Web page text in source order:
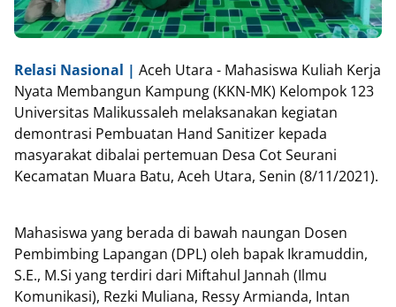
Relasi Nasional | Aceh Utara - Mahasiswa Kuliah Kerja
Nyata Membangun Kampung (KKN-MK) Kelompok 123
Universitas Malikussaleh melaksanakan kegiatan
demontrasi Pembuatan Hand Sanitizer kepada
masyarakat dibalai pertemuan Desa Cot Seurani
Kecamatan Muara Batu, Aceh Utara, Senin (8/11/2021).
Mahasiswa yang berada di bawah naungan Dosen
Pembimbing Lapangan (DPL) oleh bapak Ikramuddin,
S.E., M.Si yang terdiri dari Miftahul Jannah (Ilmu
Komunikasi), Rezki Muliana, Ressy Armianda, Intan